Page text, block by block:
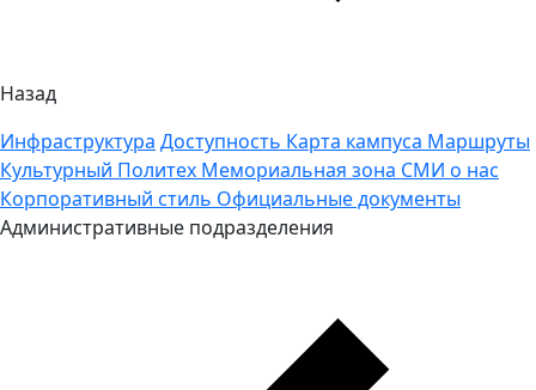
Назад
Инфраструктура Доступность Карта кампуса Маршруты
Культурный Политех Мемориальная зона СМИ о нас
Корпоративный стиль Официальные документы
Административные подразделения